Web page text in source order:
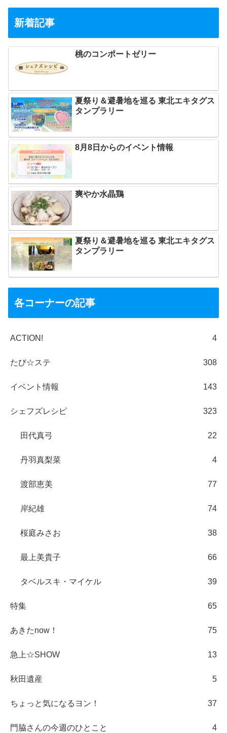
新着記事
桃のコンポートゼリー
夏祭り＆避暑地を巡る 東北エキタグス
タンプラリー
8月8日からのイベント情報
爽やか水晶鶏
夏祭り＆避暑地を巡る 東北エキタグス
タンプラリー
各コーナーの記事
ACTION! 4
たび☆ステ 308
イベント情報 143
シェフズレシピ 323
田代真弓 22
丹羽真梨菜 4
渡部恵美 77
岸紀雄 74
桜庭みさお 38
最上美貴子 66
タベルスキ・マイケル 39
特集 65
あきたnow！ 75
急上☆SHOW 13
秋田遺産 5
ちょっと気になるヨン！ 37
門脇さんの今週のひとこと 4